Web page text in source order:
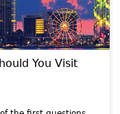
You Visit